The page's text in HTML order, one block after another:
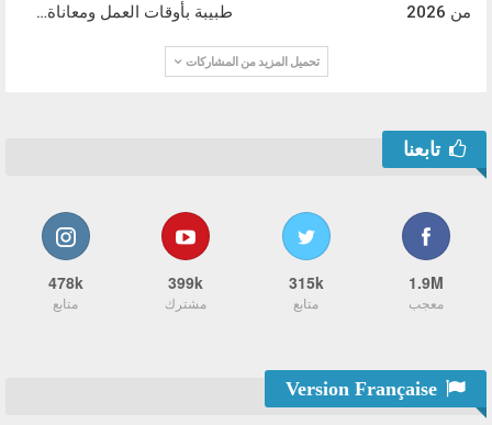
من 2026
طبيبة بأوقات العمل ومعاناة…
تحميل المزيد من المشاركات
تابعنا
1.9M
معجب
315k
متابع
399k
مشترك
478k
متابع